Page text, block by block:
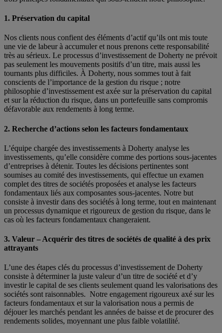
1. Préservation du capital
Nos clients nous confient des éléments d’actif qu’ils ont mis toute
une vie de labeur à accumuler et nous prenons cette responsabilité
très au sérieux. Le processus d’investissement de Doherty ne prévoit
pas seulement les mouvements positifs d’un titre, mais aussi les
tournants plus difficiles. À Doherty, nous sommes tout à fait
conscients de l’importance de la gestion du risque ; notre
philosophie d’investissement est axée sur la préservation du capital
et sur la réduction du risque, dans un portefeuille sans compromis
défavorable aux rendements à long terme.
2. Recherche d’actions selon les facteurs fondamentaux
L’équipe chargée des investissements à Doherty analyse les
investissements, qu’elle considère comme des portions sous-jacentes
d’entreprises à détenir. Toutes les décisions pertinentes sont
soumises au comité des investissements, qui effectue un examen
complet des titres de sociétés proposées et analyse les facteurs
fondamentaux liés aux composantes sous-jacentes. Notre but
consiste à investir dans des sociétés à long terme, tout en maintenant
un processus dynamique et rigoureux de gestion du risque, dans le
cas où les facteurs fondamentaux changeraient.
3. Valeur – Acquérir des titres de sociétés de qualité à des prix
attrayants
L’une des étapes clés du processus d’investissement de Doherty
consiste à déterminer la juste valeur d’un titre de société et d’y
investir le capital de ses clients seulement quand les valorisations des
sociétés sont raisonnables. Notre engagement rigoureux axé sur les
facteurs fondamentaux et sur la valorisation nous a permis de
déjouer les marchés pendant les années de baisse et de procurer des
rendements solides, moyennant une plus faible volatilité.